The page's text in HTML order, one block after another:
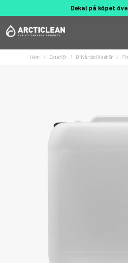
Dekal på köpet
Hem Exteriör Bilvårdstillbehör